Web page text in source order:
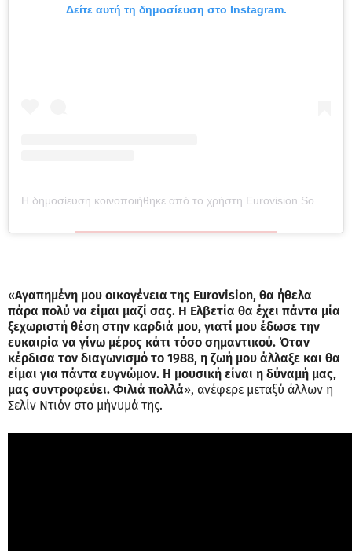
Δείτε αυτή τη δημοσίευση στο Instagram.
«Αγαπημένη μου οικογένεια της Eurovision, θα ήθελα
πάρα πολύ να είμαι μαζί σας. Η Ελβετία θα έχει πάντα μία
ξεχωριστή θέση στην καρδιά μου, γιατί μου έδωσε την
ευκαιρία να γίνω μέρος κάτι τόσο σημαντικού. Όταν
κέρδισα τον διαγωνισμό το 1988, η ζωή μου άλλαξε και θα
είμαι για πάντα ευγνώμον. Η μουσική είναι η δύναμή μας,
μας συντροφεύει. Φιλιά πολλά», ανέφερε μεταξύ άλλων η
Σελίν Ντιόν στο μήνυμά της.